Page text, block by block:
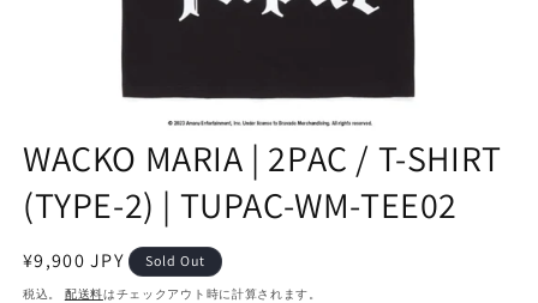
WACKO MARIA | 2PAC / T-SHIRT
(TYPE-2) | TUPAC-WM-TEE02
通
常
¥9,900 JPY Sold Out
税込。 配送料はチェックアウト時に計算されます。